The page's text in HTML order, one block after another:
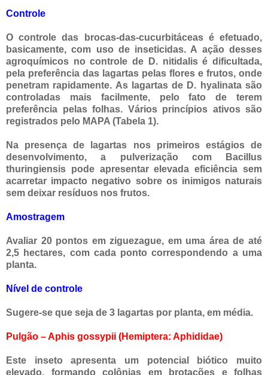
Controle
O controle das brocas-das-cucurbitáceas é efetuado,
basicamente, com uso de inseticidas. A ação desses
agroquímicos no controle de D. nitidalis é dificultada,
pela preferência das lagartas pelas flores e frutos, onde
penetram rapidamente. As lagartas de D. hyalinata são
controladas mais facilmente, pelo fato de terem
preferência pelas folhas. Vários princípios ativos são
registrados pelo MAPA (Tabela 1).
Na presença de lagartas nos primeiros estágios de
desenvolvimento, a pulverização com Bacillus
thuringiensis pode apresentar elevada eficiência sem
acarretar impacto negativo sobre os inimigos naturais
sem deixar resíduos nos frutos.
Amostragem
Avaliar 20 pontos em ziguezague, em uma área de até
2,5 hectares, com cada ponto correspondendo a uma
planta.
Nível de controle
Sugere-se que seja de 3 lagartas por planta, em média.
Pulgão – Aphis gossypii (Hemiptera: Aphididae)
Este inseto apresenta um potencial biótico muito
elevado, formando colônias em brotações e folhas